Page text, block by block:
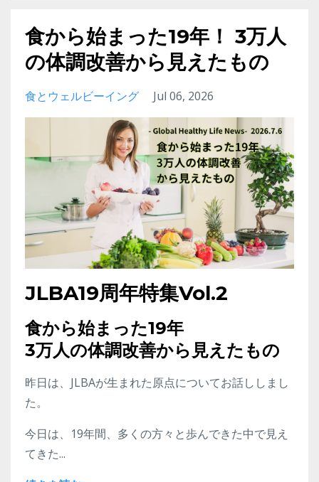
食から始まった19年！ 3万人
の体調改善から見えたもの
食とウェルビーイング Jul 06, 2026
JLBA19周年特集Vol.2
食から始まった19年
3万人の体調改善から見えたもの
昨日は、JLBAが生まれた原点についてお話ししまし
た。
今日は、19年間、多くの方々と歩んできた中で見え
てきた...